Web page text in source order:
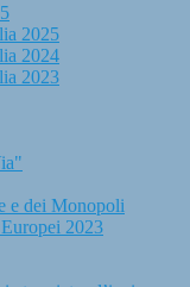
2025
2024
2023
e dei Monopoli
2023